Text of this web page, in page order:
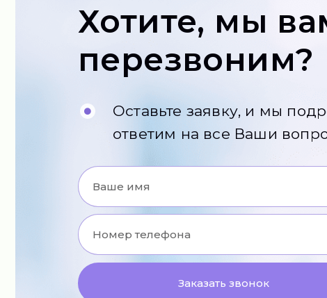
Хотите, мы
перезвоним?
Оставьте заявку, и мы
ответим на все Ваши
Заказать звонок